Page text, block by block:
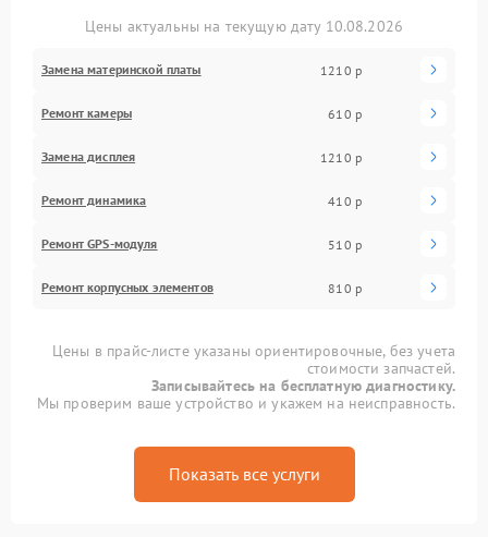
Цены актуальны на текущую дату 10.08.2026
Замена материнской платы 1210 р
Ремонт камеры 610 р
Замена дисплея 1210 р
Ремонт динамика 410 р
Ремонт GPS-модуля 510 р
Ремонт корпусных элементов 810 р
Цены в прайс-листе указаны ориентировочные, без учета
стоимости запчастей.
Записывайтесь на бесплатную диагностику.
Мы проверим ваше устройство и укажем на неисправность.
Показать все услуги